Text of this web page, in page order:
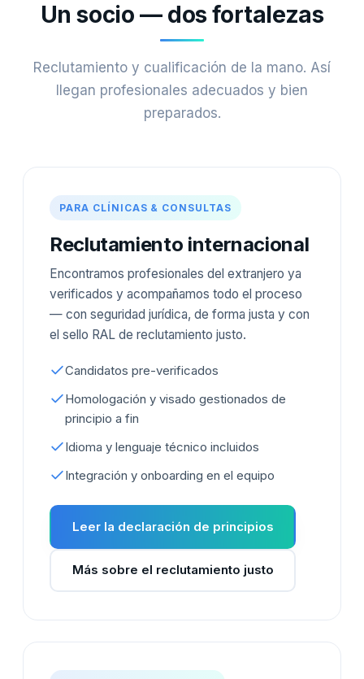
Un socio — dos fortalezas
Reclutamiento y cualificación de la mano. Así
llegan profesionales adecuados y bien
preparados.
PARA CLÍNICAS & CONSULTAS
Reclutamiento internacional
Encontramos profesionales del extranjero ya
verificados y acompañamos todo el proceso
— con seguridad jurídica, de forma justa y con
el sello RAL de reclutamiento justo.
Candidatos pre-verificados
Homologación y visado gestionados de
principio a fin
Idioma y lenguaje técnico incluidos
Integración y onboarding en el equipo
Leer la declaración de principios
Más sobre el reclutamiento justo